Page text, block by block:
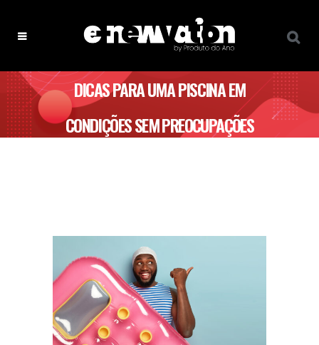
DICAS PARA UMA PISCINA EM
CONDIÇÕES SEM PREOCUPAÇÕES